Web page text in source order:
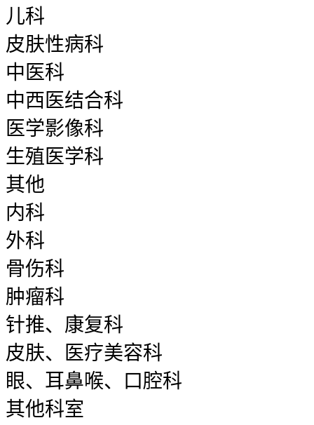
儿科
皮肤性病科
中医科
中西医结合科
医学影像科
生殖医学科
其他
内科
外科
骨伤科
肿瘤科
针推、康复科
皮肤、医疗美容科
眼、耳鼻喉、口腔科
其他科室